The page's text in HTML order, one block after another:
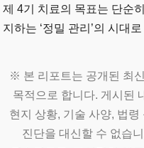
제 4기 치료의 목표는 단순
지하는 ‘정밀 관리’의 시대
※ 본 리포트는 공개된 최
목적으로 합니다. 게시된
현지 상황, 기술 사양, 법령
진단을 대신할 수 없습